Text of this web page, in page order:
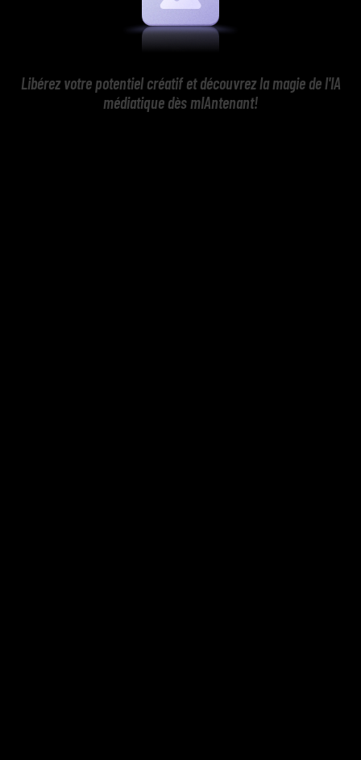
Libérez votre potentiel créatif et découvrez la magie de l'IA
médiatique dès mIAntenant!